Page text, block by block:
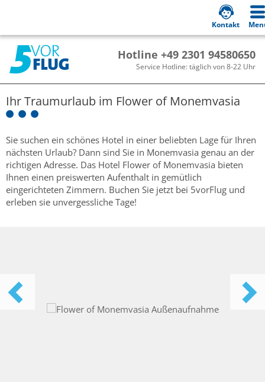
Hotline +49 2301 94580650
Service Hotline: täglich von 8-22 Uhr
Kontakt
Ihr Traumurlaub im Flower of Monemvasia
Sie suchen ein schönes Hotel in einer beliebten Lage für Ihren
nächsten Urlaub? Dann sind Sie in Monemvasia genau an der
richtigen Adresse. Das Hotel Flower of Monemvasia bieten
Ihnen einen preiswerten Aufenthalt in gemütlich
eingerichteten Zimmern. Buchen Sie jetzt bei 5vorFlug und
erleben sie unvergessliche Tage!